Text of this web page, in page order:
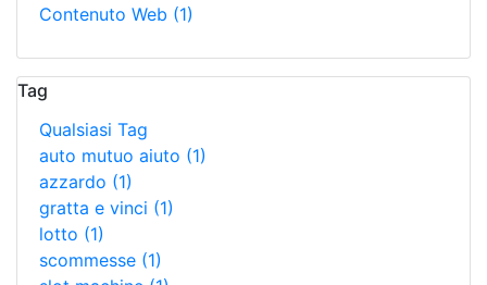
Contenuto Web (1)
Tag
Qualsiasi Tag
auto mutuo aiuto (1)
azzardo (1)
gratta e vinci (1)
lotto (1)
scommesse (1)